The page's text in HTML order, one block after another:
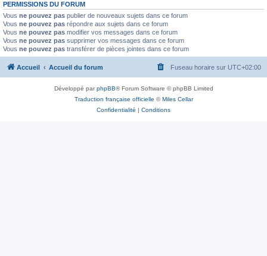
PERMISSIONS DU FORUM
Vous ne pouvez pas publier de nouveaux sujets dans ce forum
Vous ne pouvez pas répondre aux sujets dans ce forum
Vous ne pouvez pas modifier vos messages dans ce forum
Vous ne pouvez pas supprimer vos messages dans ce forum
Vous ne pouvez pas transférer de pièces jointes dans ce forum
Accueil Accueil du forum Fuseau horaire sur UTC+02:00
Développé parphpBB® Forum Software © phpBB Limited
Traduction française officielle ©Miles Cellar
Confidentialité | Conditions